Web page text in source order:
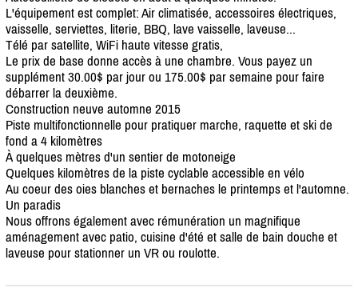
L'équipement est complet: Air climatisée, accessoires électriques,
vaisselle, serviettes, literie, BBQ, lave vaisselle, laveuse...
Télé par satellite, WiFi haute vitesse gratis,
Le prix de base donne accès à une chambre. Vous payez un
supplément 30.00$ par jour ou 175.00$ par semaine pour faire
débarrer la deuxième.
Construction neuve automne 2015
Piste multifonctionnelle pour pratiquer marche, raquette et ski de
fond a 4 kilomètres
À quelques mètres d'un sentier de motoneige
Quelques kilomètres de la piste cyclable accessible en vélo
Au coeur des oies blanches et bernaches le printemps et l'automne.
Un paradis
Nous offrons également avec rémunération un magnifique
aménagement avec patio, cuisine d'été et salle de bain douche et
laveuse pour stationner un VR ou roulotte.